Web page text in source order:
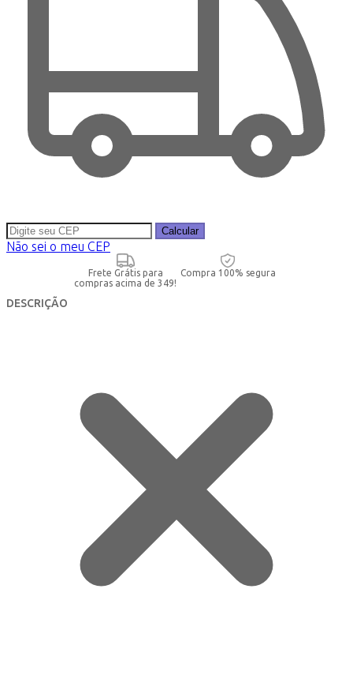
Calcular
Não sei o meu CEP
Frete Grátis para
compras acima de 349!
Compra 100% segura
DESCRIÇÃO